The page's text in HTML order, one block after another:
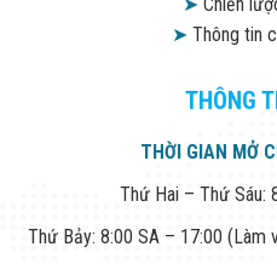
➤Thông tin
THÔNG
THỜI GIAN MỞ
Thứ Hai – Thứ Sáu:
Thứ Bảy: 8:00 SA – 17:00 (Làm